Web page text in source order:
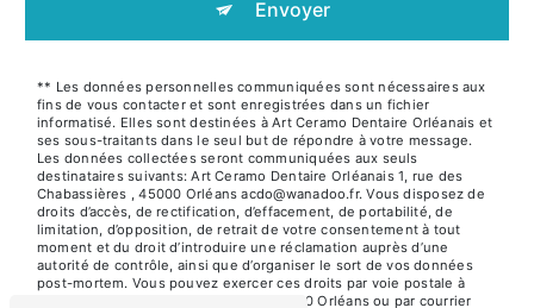
Envoyer
** Les données personnelles communiquées sont nécessaires aux
fins de vous contacter et sont enregistrées dans un fichier
informatisé. Elles sont destinées à Art Ceramo Dentaire Orléanais et
ses sous-traitants dans le seul but de répondre à votre message.
Les données collectées seront communiquées aux seuls
destinataires suivants: Art Ceramo Dentaire Orléanais 1, rue des
Chabassières , 45000 Orléans acdo@wanadoo.fr. Vous disposez de
droits d’accès, de rectification, d’effacement, de portabilité, de
limitation, d’opposition, de retrait de votre consentement à tout
moment et du droit d’introduire une réclamation auprès d’une
autorité de contrôle, ainsi que d’organiser le sort de vos données
post-mortem. Vous pouvez exercer ces droits par voie postale à
l'adresse 1, rue des Chabassières , 45000 Orléans ou par courrier